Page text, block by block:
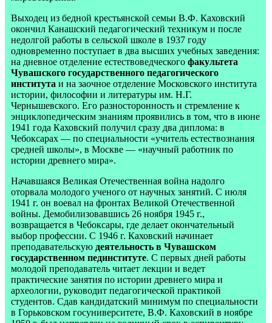
Выходец из бедной крестьянской семьи В.Ф. Каховский
окончил Канашский педагогический техникум и после
недолгой работы в сельской школе в 1937 году
одновременно поступает в два высших учебных заведения:
на дневное отделение естествоведческого факультета
Чувашского государственного педагогического
института и на заочное отделение Московского института
истории, философии и литературы им. Н.Г.
Чернышевского. Его разносторонность и стремление к
энциклопедическим знаниям проявились в том, что в июне
1941 года Каховский получил сразу два диплома: в
Чебоксарах — по специальности «учитель естествознания
средней школы», в Москве — «научный работник по
истории древнего мира».
Начавшаяся Великая Отечественная война надолго
оторвала молодого ученого от научных занятий. С июля
1941 г. он воевал на фронтах Великой Отечественной
войны. Демобилизовавшись 26 ноября 1945 г.,
возвращается в Чебоксары, где делает окончательный
выбор профессии. С 1946 г. Каховский начинает
преподавательскую деятельность в Чувашском
государственном пединституте. С первых дней работы
молодой преподаватель читает лекции и ведет
практические занятия по истории древнего мира и
археологии, руководит педагогической практикой
студентов. Сдав кандидатский минимум по специальности
в Горьковском госуниверситете, В.Ф. Каховский в ноябре